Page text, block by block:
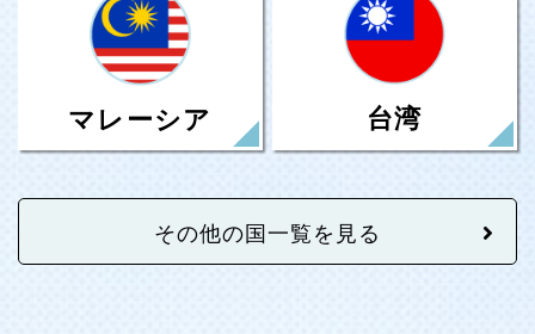
マレーシア 台湾
その他の国一覧を見る